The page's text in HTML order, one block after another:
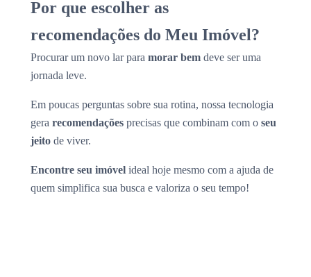
Por que escolher as
recomendações do Meu Imóvel?
Procurar um novo lar para morar bem deve ser uma
jornada leve.
Em poucas perguntas sobre sua rotina, nossa tecnologia
gera recomendações precisas que combinam com o seu
jeito de viver.
Encontre seu imóvel ideal hoje mesmo com a ajuda de
quem simplifica sua busca e valoriza o seu tempo!